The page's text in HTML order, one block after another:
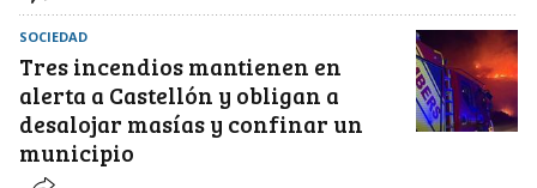
SOCIEDAD
Tres incendios mantienen en
alerta a Castellón y obligan a
desalojar masías y confinar un
municipio